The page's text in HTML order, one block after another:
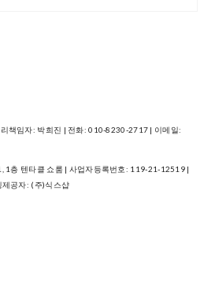
책임자: 박희진 | 전화: 010-8230-2717 | 이메일:
1층 텐타클 쇼룸 | 사업자등록번호: 119-21-12519 |
제공자: (주)식스샵